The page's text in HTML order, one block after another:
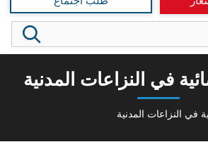
في النزاعات المدنية
في النزاعات المدنية